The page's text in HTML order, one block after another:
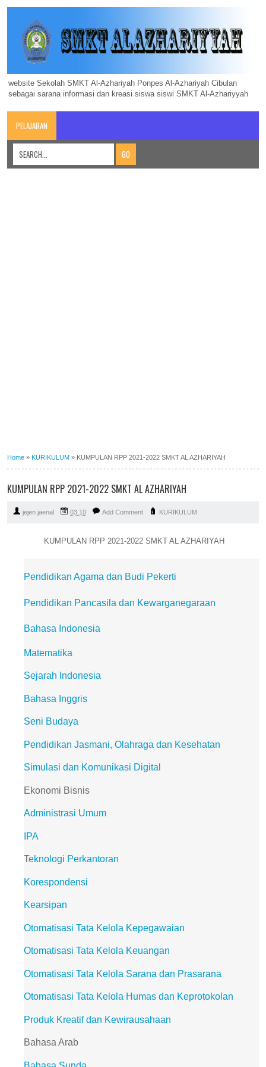
website Sekolah SMKT Al-Azhariyah Ponpes Al-Azhariyah Cibulan
sebagai sarana informasi dan kreasi siswa siswi SMKT Al-Azhariyyah
PELAJARAN
Home » KURIKULUM » KUMPULAN RPP 2021-2022 SMKT AL AZHARIYAH
KUMPULAN RPP 2021-2022 SMKT AL AZHARIYAH
jejen jaenal 03.10 Add Comment KURIKULUM
KUMPULAN RPP 2021-2022 SMKT AL AZHARIYAH
Pendidikan Agama dan Budi Pekerti
Pendidikan Pancasila dan Kewarganegaraan
Bahasa Indonesia
Matematika
Sejarah Indonesia
Bahasa Inggris
Seni Budaya
Pendidikan Jasmani, Olahraga dan Kesehatan
Simulasi dan Komunikasi Digital
Ekonomi Bisnis
Administrasi Umum
IPA
Teknologi Perkantoran
Korespondensi
Kearsipan
Otomatisasi Tata Kelola Kepegawaian
Otomatisasi Tata Kelola Keuangan
Otomatisasi Tata Kelola Sarana dan Prasarana
Otomatisasi Tata Kelola Humas dan Keprotokolan
Produk Kreatif dan Kewirausahaan
Bahasa Arab